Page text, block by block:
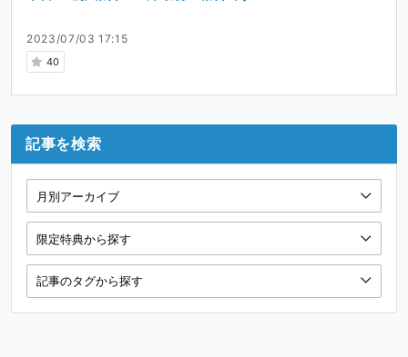
2023/07/03 17:15
40
記事を検索